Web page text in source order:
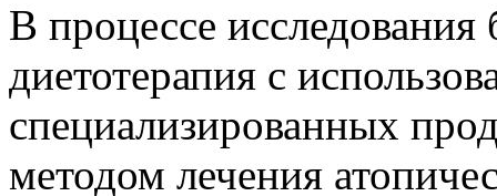
В процессе исследования
диетотерапия с
специализированных
методом лечения